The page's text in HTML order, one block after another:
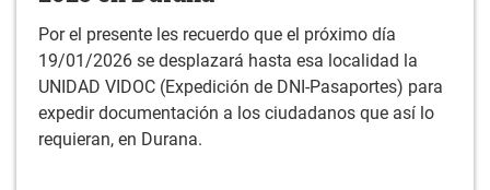
Por el presente les recuerdo que el próximo día
19/01/2026 se desplazará hasta esa localidad la
UNIDAD VIDOC (Expedición de DNI-Pasaportes) para
expedir documentación a los ciudadanos que así lo
requieran, en Durana.